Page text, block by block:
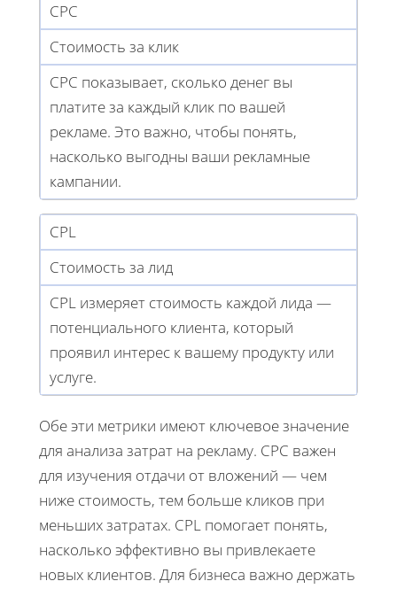
CPC
Стоимость за клик
CPC показывает, сколько денег вы
платите за каждый клик по вашей
рекламе. Это важно, чтобы понять,
насколько выгодны ваши рекламные
кампании.
CPL
Стоимость за лид
CPL измеряет стоимость каждой лида —
потенциального клиента, который
проявил интерес к вашему продукту или
услуге.
Обе эти метрики имеют ключевое значение
для анализа затрат на рекламу. CPC важен
для изучения отдачи от вложений — чем
ниже стоимость, тем больше кликов при
меньших затратах. CPL помогает понять,
насколько эффективно вы привлекаете
новых клиентов. Для бизнеса важно держать